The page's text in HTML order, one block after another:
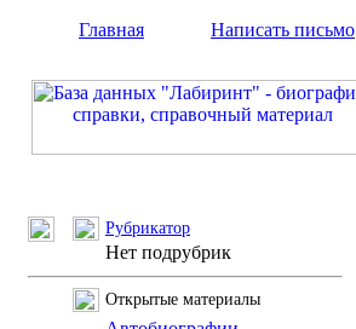
Главная Написать письмо
Рубрикатор
Нет подрубрик
Открытые материалы